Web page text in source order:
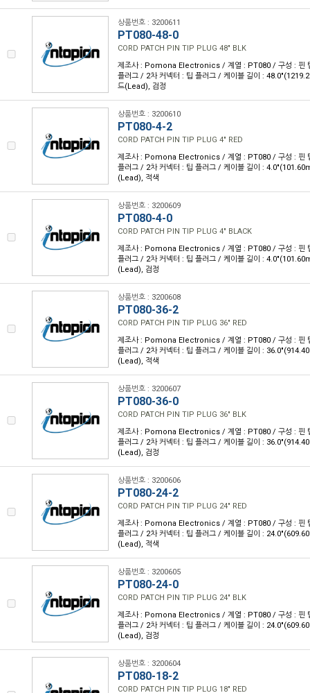
상품번호 : 3200611
PT080-48-0
CORD PATCH PIN TIP PLUG 48" BLK
제조사 : Pomona Electronics / 계열 : PT080 / 구성 : 핀
플러그 / 2차 커넥터 : 팁 플러그 / 케이블 길이 :
드(Lead), 검정
상품번호 : 3200610
PT080-4-2
CORD PATCH PIN TIP PLUG 4" RED
제조사 : Pomona Electronics / 계열 : PT080 / 구성 : 핀
플러그 / 2차 커넥터 : 팁 플러그 / 케이블 길이 :
(Lead), 적색
상품번호 : 3200609
PT080-4-0
CORD PATCH PIN TIP PLUG 4" BLACK
제조사 : Pomona Electronics / 계열 : PT080 / 구성 : 핀
플러그 / 2차 커넥터 : 팁 플러그 / 케이블 길이 :
(Lead), 검정
상품번호 : 3200608
PT080-36-2
CORD PATCH PIN TIP PLUG 36" RED
제조사 : Pomona Electronics / 계열 : PT080 / 구성 : 핀
플러그 / 2차 커넥터 : 팁 플러그 / 케이블 길이 :
(Lead), 적색
상품번호 : 3200607
PT080-36-0
CORD PATCH PIN TIP PLUG 36" BLK
제조사 : Pomona Electronics / 계열 : PT080 / 구성 : 핀
플러그 / 2차 커넥터 : 팁 플러그 / 케이블 길이 :
(Lead), 검정
상품번호 : 3200606
PT080-24-2
CORD PATCH PIN TIP PLUG 24" RED
제조사 : Pomona Electronics / 계열 : PT080 / 구성 : 핀
플러그 / 2차 커넥터 : 팁 플러그 / 케이블 길이 :
(Lead), 적색
상품번호 : 3200605
PT080-24-0
CORD PATCH PIN TIP PLUG 24" BLK
제조사 : Pomona Electronics / 계열 : PT080 / 구성 : 핀
플러그 / 2차 커넥터 : 팁 플러그 / 케이블 길이 :
(Lead), 검정
상품번호 : 3200604
PT080-18-2
CORD PATCH PIN TIP PLUG 18" RED